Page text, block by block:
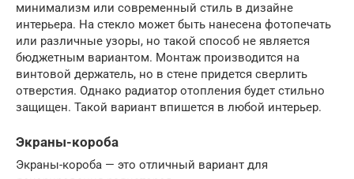
минимализм или современный стиль в дизайне
интерьера. На стекло может быть нанесена фотопечать
или различные узоры, но такой способ не является
бюджетным вариантом. Монтаж производится на
винтовой держатель, но в стене придется сверлить
отверстия. Однако радиатор отопления будет стильно
защищен. Такой вариант впишется в любой интерьер.
Экраны-короба
Экраны-короба — это отличный вариант для